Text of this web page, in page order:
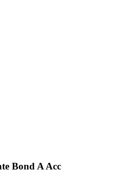
Bond A Acc